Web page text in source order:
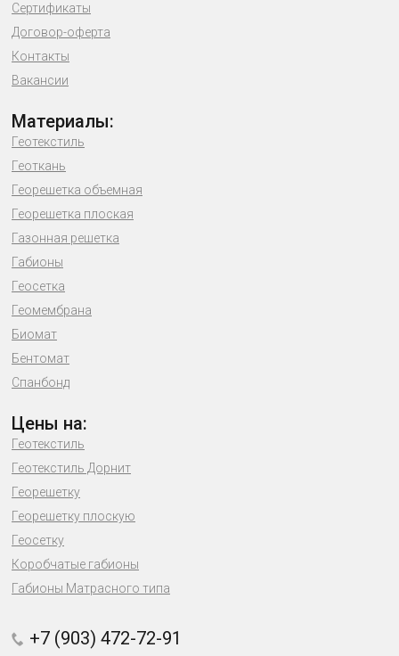
Сертификаты
Договор-оферта
Контакты
Вакансии
Материалы:
Геотекстиль
Геоткань
Георешетка объемная
Георешетка плоская
Газонная решетка
Габионы
Геосетка
Геомембрана
Биомат
Бентомат
Спанбонд
Цены на:
Геотекстиль
Геотекстиль Дорнит
Георешетку
Георешетку плоскую
Геосетку
Коробчатые габионы
Габионы Матрасного типа
+7 (903) 472-72-91